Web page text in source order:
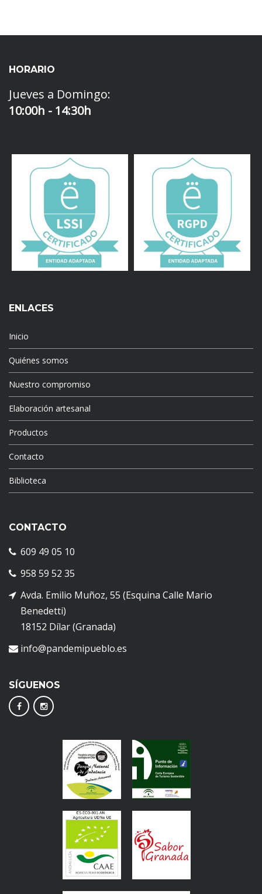
HORARIO
Jueves a Domingo:
10:00h - 14:30h
ENLACES
Inicio
Quiénes somos
Nuestro compromiso
Elaboración artesanal
Productos
Contacto
Biblioteca
CONTACTO
609 49 05 10
958 59 52 35
Avda. Emilio Muñoz, 55 (Esquina Calle Mario
Benedetti)
18152 Dílar (Granada)
info@pandemipueblo.es
SÍGUENOS